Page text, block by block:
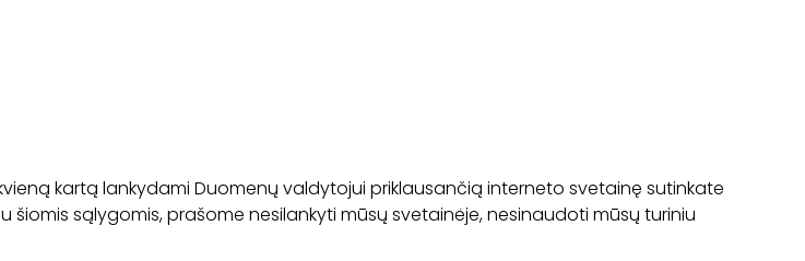
kartą lankydami Duomenų valdytojui priklausančią interneto svetainę sutinkate
sąlygomis, prašome nesilankyti mūsų svetainėje, nesinaudoti mūsų turiniu